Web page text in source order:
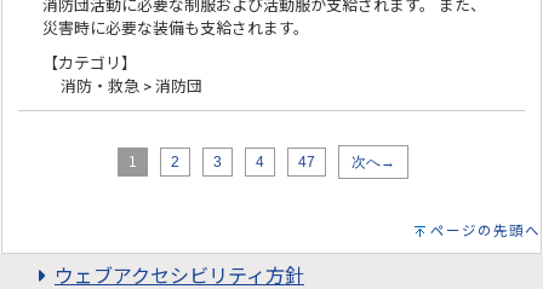
消防団活動に必要な制服および活動服が支給されます。 また、
災害時に必要な装備も支給されます。
【カテゴリ】
消防・救急 > 消防団
1 2 3 4 47 次へ→
ページの先頭へ
ウェブアクセシビリティ方針